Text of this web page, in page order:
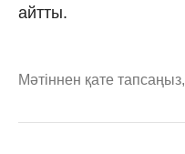
айтты.
Мәтіннен қате тапсаңыз,